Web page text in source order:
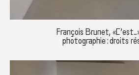
François Brunet,
photographie : droits